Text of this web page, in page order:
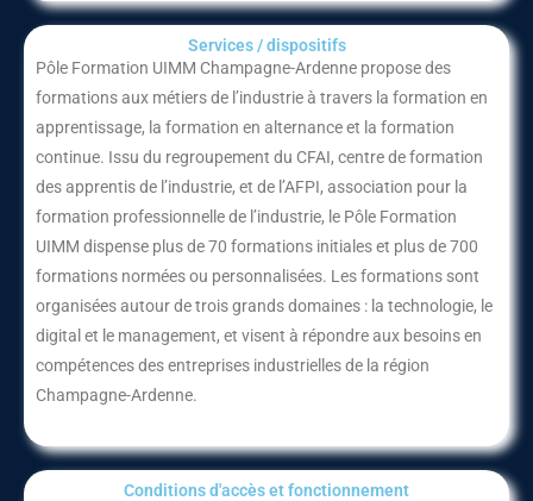
Services / dispositifs​
Pôle Formation UIMM Champagne-Ardenne propose des
formations aux métiers de l’industrie à travers la formation en
apprentissage, la formation en alternance et la formation
continue. Issu du regroupement du CFAI, centre de formation
des apprentis de l’industrie, et de l’AFPI, association pour la
formation professionnelle de l’industrie, le Pôle Formation
UIMM dispense plus de 70 formations initiales et plus de 700
formations normées ou personnalisées. Les formations sont
organisées autour de trois grands domaines : la technologie, le
digital et le management, et visent à répondre aux besoins en
compétences des entreprises industrielles de la région
Champagne-Ardenne.
Conditions d'accès et fonctionnement​